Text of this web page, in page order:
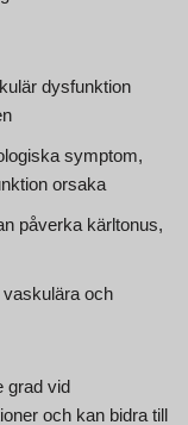
dysfunktion
symptom,
orsaka
påverka kärltonus,
och
grad vid
och kan bidra till